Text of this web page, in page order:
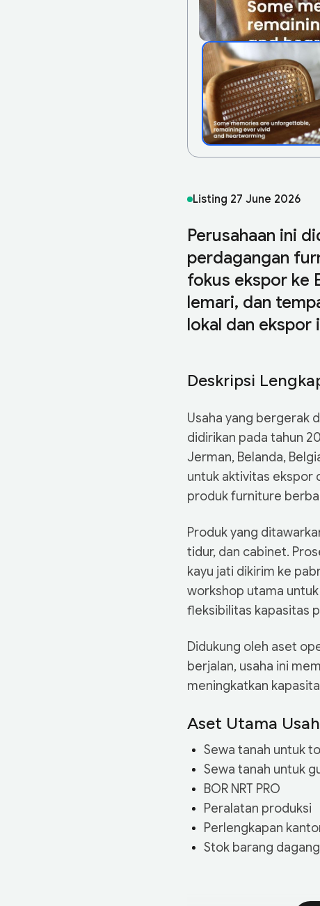
Listing 27 June 2026
Perusahaan ini
perdagangan
fokus ekspor ke
lemari, dan
lokal dan ekspor
Deskripsi
Usaha yang bergerak
didirikan pada tahun
Jerman, Belanda,
untuk aktivitas ekspor
produk furniture
Produk yang
tidur, dan cabinet.
kayu jati dikirim ke
workshop utama
fleksibilitas kapasitas
Didukung oleh aset
berjalan, usaha ini
meningkatkan
Aset Utama
Sewa tanah untuk
Sewa tanah untuk
BOR NRT PRO
Peralatan produksi
Perlengkapan
Stok barang